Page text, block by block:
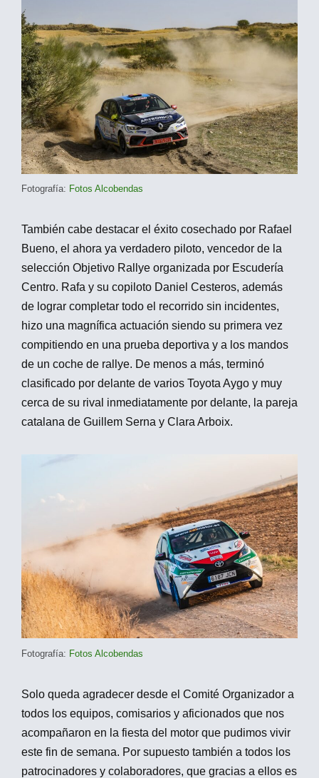
Fotografía: Fotos Alcobendas
También cabe destacar el éxito cosechado por Rafael
Bueno, el ahora ya verdadero piloto, vencedor de la
selección Objetivo Rallye organizada por Escudería
Centro. Rafa y su copiloto Daniel Cesteros, además
de lograr completar todo el recorrido sin incidentes,
hizo una magnífica actuación siendo su primera vez
compitiendo en una prueba deportiva y a los mandos
de un coche de rallye. De menos a más, terminó
clasificado por delante de varios Toyota Aygo y muy
cerca de su rival inmediatamente por delante, la pareja
catalana de Guillem Serna y Clara Arboix.
Fotografía: Fotos Alcobendas
Solo queda agradecer desde el Comité Organizador a
todos los equipos, comisarios y aficionados que nos
acompañaron en la fiesta del motor que pudimos vivir
este fin de semana. Por supuesto también a todos los
patrocinadores y colaboradores, que gracias a ellos es